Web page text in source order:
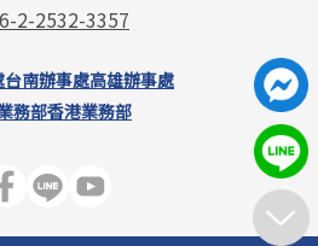
2-2532-3357
台南辦事處高雄辦事處
務部香港業務部